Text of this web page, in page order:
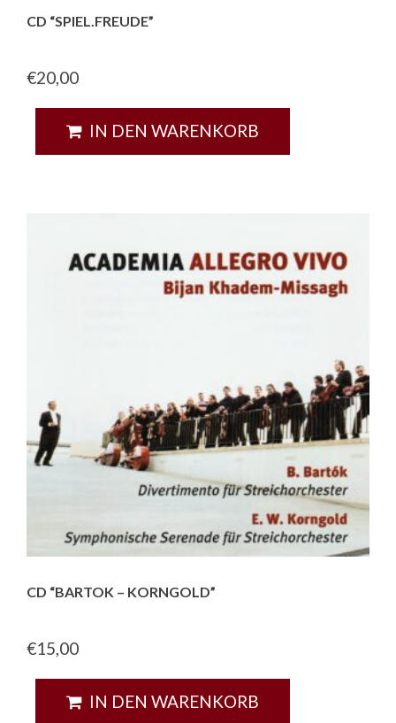
CD “SPIEL.FREUDE”
€20,00
IN DEN WARENKORB
CD “BARTOK – KORNGOLD”
€15,00
IN DEN WARENKORB